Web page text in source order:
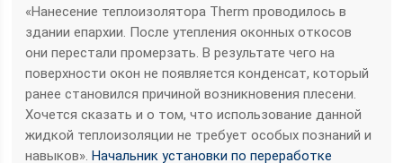
«Нанесение теплоизолятора Therm проводилось в
здании епархии. После утепления оконных откосов
они перестали промерзать. В результате чего на
поверхности окон не появляется конденсат, который
ранее становился причиной возникновения плесени.
Хочется сказать и о том, что использование данной
жидкой теплоизоляции не требует особых познаний и
навыков». Начальник установки по переработке